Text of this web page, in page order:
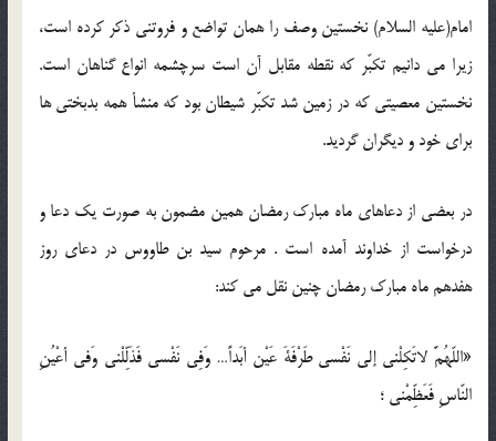
امام(علیه السلام) نخستین وصف را همان تواضع و فروتنی ذکر کرده است،
زیرا می دانیم تکبّر که نقطه مقابل آن است سرچشمه انواع گناهان است.
نخستین معصیتی که در زمین شد تکبّر شیطان بود که منشأ همه بدبختی ها
برای خود و دیگران گردید.
در بعضی از دعاهای ماه مبارک رمضان همین مضمون به صورت یک دعا و
درخواست از خداوند آمده است . مرحوم سید بن طاووس در دعای روز
هفدهم ماه مبارک رمضان چنین نقل می کند:
«اللّهُمَّ لاتَکِلْنی إلی نَفْسی طَرْفَةَ عَیْن أبَداً… وَفِی نَفْسی فَذَلِّلْنی وَفی أعْیُنِ
النّاسِ فَعَظِّمْنی ؛